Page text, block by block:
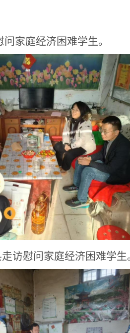
家庭经济困难学生。
访慰问家庭经济困难学生